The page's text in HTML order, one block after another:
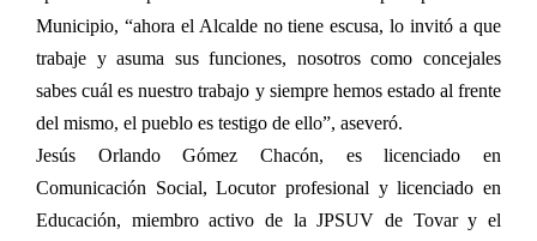
Municipio, “ahora el Alcalde no tiene escusa, lo invitó a que
trabaje y asuma sus funciones, nosotros como concejales
sabes cuál es nuestro trabajo y siempre hemos estado al frente
del mismo, el pueblo es testigo de ello”, aseveró.
Jesús Orlando Gómez Chacón, es licenciado en
Comunicación Social, Locutor profesional y licenciado en
Educación, miembro activo de la JPSUV de Tovar y el